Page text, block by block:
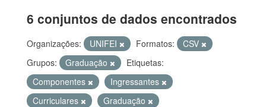
6 conjuntos de dados encontrados
Organizações: UNIFEI Formatos:
CSV
Grupos:
Graduação
Etiquetas:
Componentes
Ingressantes
Curriculares
Graduação